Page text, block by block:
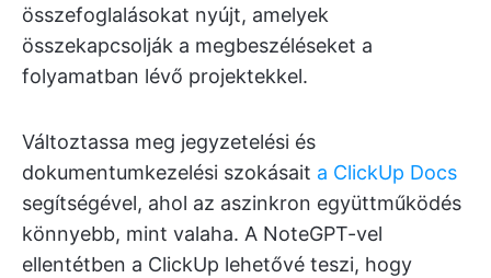
összefoglalásokat nyújt, amelyek
összekapcsolják a megbeszéléseket a
folyamatban lévő projektekkel.
Változtassa meg jegyzetelési és
dokumentumkezelési szokásait a ClickUp Docs
segítségével, ahol az aszinkron együttműködés
könnyebb, mint valaha. A NoteGPT-vel
ellentétben a ClickUp lehetővé teszi, hogy